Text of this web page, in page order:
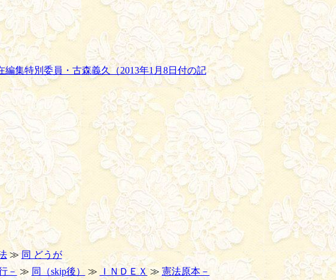
集特別委員・古森義久（2013年1月8日付の記
≫ 同 どうが
－ ≫ 同（skip後） ≫ ＩＮＤＥＸ ≫ 憲法原本－